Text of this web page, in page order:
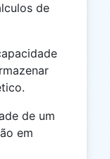
de
de um
em